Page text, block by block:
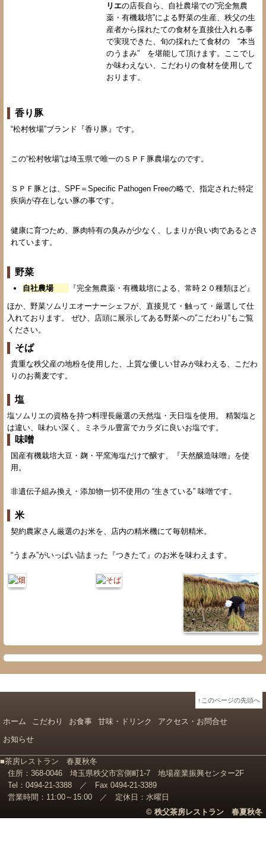
リエの店長自ら、自社農場での”完全無農
薬・有機栽培”による野菜の生産、秩父の生
産者から採れたての食材を直接仕入れる事
で実現できた、旬の採れたて食材の “本当
のうまみ” を堪能して頂けます。ここでし
か味わえない、こだわりの食材を使用して
おります。
香り豚
“松村牧場”ブランド『香り豚』です。
この“松村牧場”は埼玉県で唯一のＳＰＦ豚農場なのです。
ＳＰＦ豚とは、SPF＝Specific Pathogen Freeの略で、指定された特定
疾病が存在しない豚の事です。
健康に育つため、豚肉特有の臭みが少なく、しまりが良い肉であるとさ
れています。
野菜
自社農場
『完全無農薬・有機栽培による、常時２０種類ほど』
ほか、野菜ソムリエオーナーシェフが、直接見て・触って・厳選して仕
入れております。 ぜひ、店頭に展示してある野菜への”こだわり”もご覧
ください。
そば
貴重な秩父産の地粉を使用した、上質な優しい甘みが味わえる、こだわ
りのお蕎麦です。
塩
塩ソムリエの資格を持つ料理長厳選の天然塩・天日塩を使用。 精製塩と
は違い、味わい深く、ミネラル豊富でカラダに良いお塩です。
味噌
国産有機栽培大豆・麹・平窯海塩だけで醸す、『天然醸造味噌』を使
用。
非遺伝子組み換え・添加物一切不使用の “生きている” 味噌です。
米
契約農家さん厳選のお米を、店内の精米機にて毎朝精米。
“うまみ”がいっぱい詰まった『つきたて』のお米を味わえます。
↑このページの先頭へ
ホーム こだわり お食事 甘味・ドリンク
アクセス・お問合せ
お知らせ
■茶房レストラン 春夏秋冬
住所：368-0046 埼玉県秩父市宮側町1-7 地場産業振興センター2F
Tel：0494-21-3388 ／
Fax 0494-21-3389
営業時間：11:00～15:00 ／
定休日：水曜日
© 秩父茶房レストラン 春夏秋冬